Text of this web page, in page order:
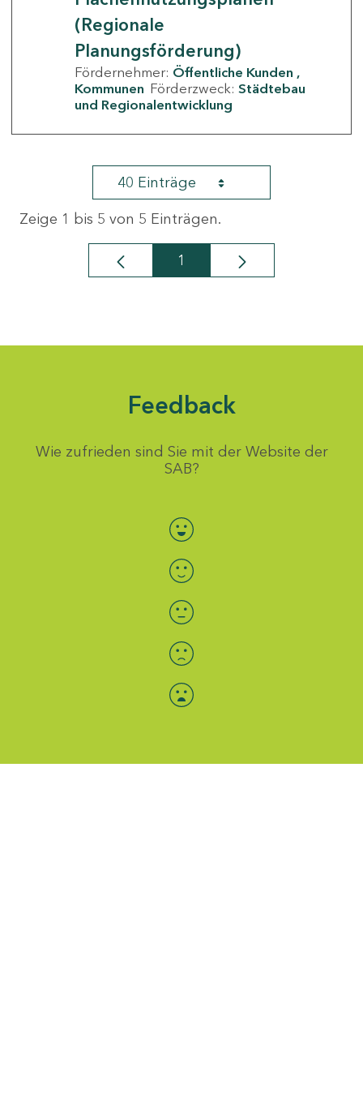
(Regionale
Planungsförderung)
Fördernehmer: Öffentliche Kunden
Kommunen Förderzweck: Städtebau
und Regionalentwicklung
40 Einträge
Zeige 1 bis 5 von 5 Einträgen.
Seite
1
Feedback
Wie zufrieden sind Sie mit der Website der
SAB?
Bewertung auswählen